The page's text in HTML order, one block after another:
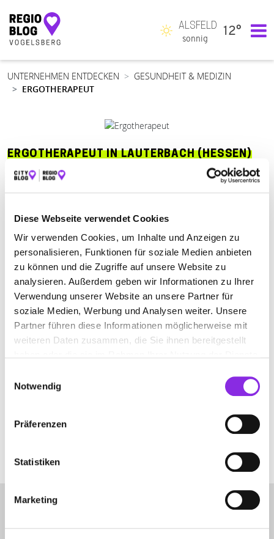
Diese Webseite verwendet Cookies
Wir verwenden Cookies, um Inhalte und Anzeigen zu
personalisieren, Funktionen für soziale Medien anbieten
zu können und die Zugriffe auf unsere Website zu
analysieren. Außerdem geben wir Informationen zu Ihrer
Verwendung unserer Website an unsere Partner für
soziale Medien, Werbung und Analysen weiter. Unsere
Partner führen diese Informationen möglicherweise mit
weiteren Daten zusammen, die Sie ihnen bereitgestellt
Notwendig
Präferenzen
Statistiken
Marketing
Hauptnavigation
ALSFELD
sonnig
12°
UNTERNEHMEN ENTDECKEN
GESUNDHEIT & MEDIZIN
ERGOTHERAPEUT
ERGOTHERAPEUT IN LAUTERBACH (HESSEN)
Finden
ALLE ALSFELD ANTRIFTTAL
LAUTERBACH
LAUTERBACH (HESSEN)
| 36341 Lauterbach (Hessen) DE
www.vogelsberger-ergotherapie.de